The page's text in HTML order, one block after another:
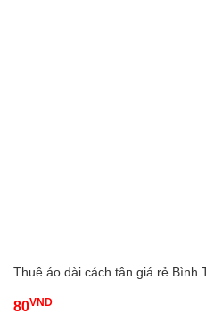
Thuê áo dài cách tân giá rẻ Bình
80VND